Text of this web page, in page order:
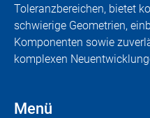
Toleranzbereichen, bietet
schwierige Geometrien,
Komponenten sowie
komplexen
Menü